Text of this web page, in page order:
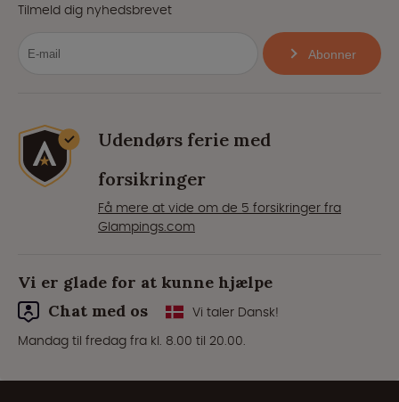
Tilmeld dig nyhedsbrevet
Abonner
Udendørs ferie med
forsikringer
Få mere at vide om de 5 forsikringer fra
Glampings.com
Vi er glade for at kunne hjælpe
Chat med os
Vi taler Dansk!
Mandag til fredag fra kl. 8.00 til 20.00.